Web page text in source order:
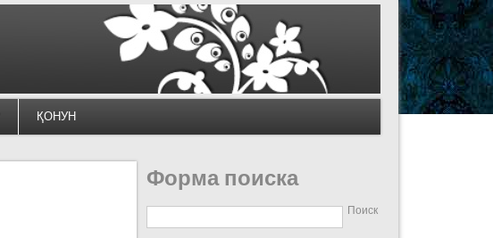
ҚОНУН
Форма поиска
Поиск